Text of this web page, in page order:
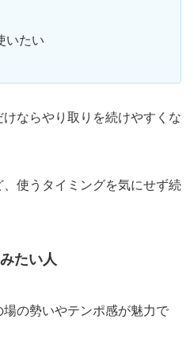
いたい
ならやり取りを続けやすくな
使うタイミングを気にせず続
たい人
の勢いやテンポ感が魅力で